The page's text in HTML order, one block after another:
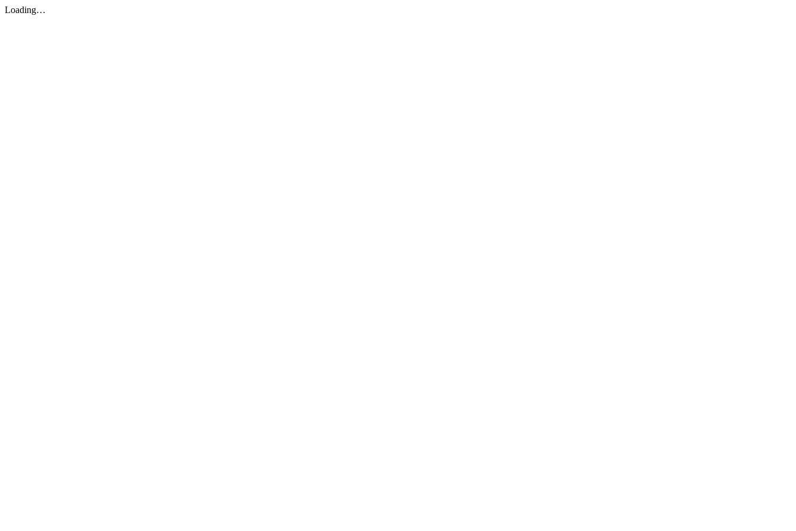
Loading…